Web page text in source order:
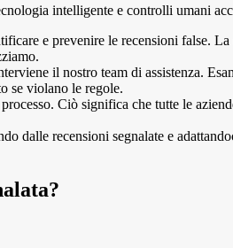
intelligente e controlli umani
e prevenire le recensioni false.
il nostro team di assistenza.
se violano le regole.
Ciò significa che tutte le
dalle recensioni segnalate e